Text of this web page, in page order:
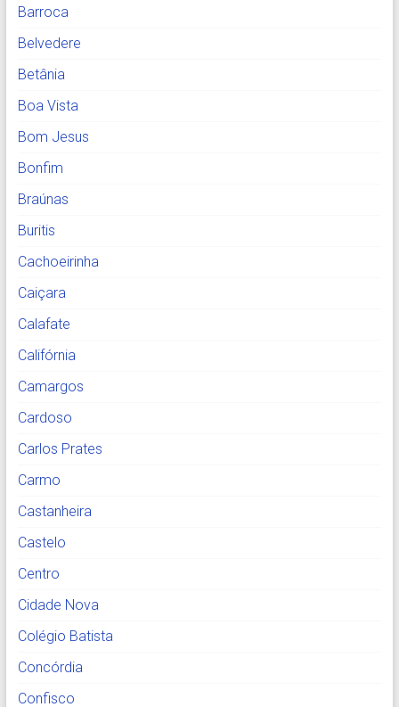
Barroca
Belvedere
Betânia
Boa Vista
Bom Jesus
Bonfim
Braúnas
Buritis
Cachoeirinha
Caiçara
Calafate
Califórnia
Camargos
Cardoso
Carlos Prates
Carmo
Castanheira
Castelo
Centro
Cidade Nova
Colégio Batista
Concórdia
Confisco